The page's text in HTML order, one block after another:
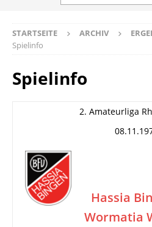
STARTSEITE ARCHIV
Spielinfo
Spielinfo
2. Amateurliga
Hassia
Wormatia